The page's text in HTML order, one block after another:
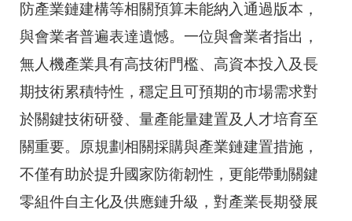
防產業鏈建構等相關預算未能納入通過版本，
與會業者普遍表達遺憾。一位與會業者指出，
無人機產業具有高技術門檻、高資本投入及長
期技術累積特性，穩定且可預期的市場需求對
於關鍵技術研發、量產能量建置及人才培育至
關重要。原規劃相關採購與產業鏈建置措施，
不僅有助於提升國家防衛韌性，更能帶動關鍵
零組件自主化及供應鏈升級，對產業長期發展